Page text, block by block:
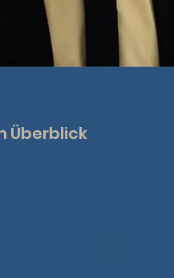
Überblick